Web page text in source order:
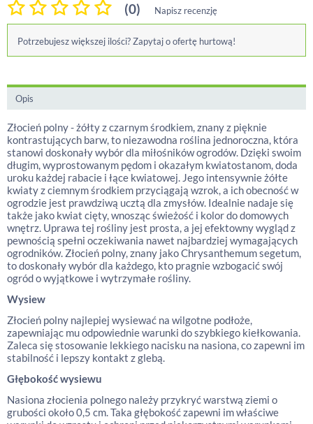
(0) Napisz recenzję
Potrzebujesz większej ilości? Zapytaj o ofertę hurtową!
Opis
Złocień polny - żółty z czarnym środkiem, znany z pięknie
kontrastujących barw, to niezawodna roślina jednoroczna, która
stanowi doskonały wybór dla miłośników ogrodów. Dzięki swoim
długim, wyprostowanym pędom i okazałym kwiatostanom, doda
uroku każdej rabacie i łące kwiatowej. Jego intensywnie żółte
kwiaty z ciemnym środkiem przyciągają wzrok, a ich obecność w
ogrodzie jest prawdziwą ucztą dla zmysłów. Idealnie nadaje się
także jako kwiat cięty, wnosząc świeżość i kolor do domowych
wnętrz. Uprawa tej rośliny jest prosta, a jej efektowny wygląd z
pewnością spełni oczekiwania nawet najbardziej wymagających
ogrodników. Złocień polny, znany jako Chrysanthemum segetum,
to doskonały wybór dla każdego, kto pragnie wzbogacić swój
ogród o wyjątkowe i wytrzymałe rośliny.
Wysiew
Złocień polny najlepiej wysiewać na wilgotne podłoże,
zapewniając mu odpowiednie warunki do szybkiego kiełkowania.
Zaleca się stosowanie lekkiego nacisku na nasiona, co zapewni im
stabilność i lepszy kontakt z glebą.
Głębokość wysiewu
Nasiona złocienia polnego należy przykryć warstwą ziemi o
grubości około 0,5 cm. Taka głębokość zapewni im właściwe